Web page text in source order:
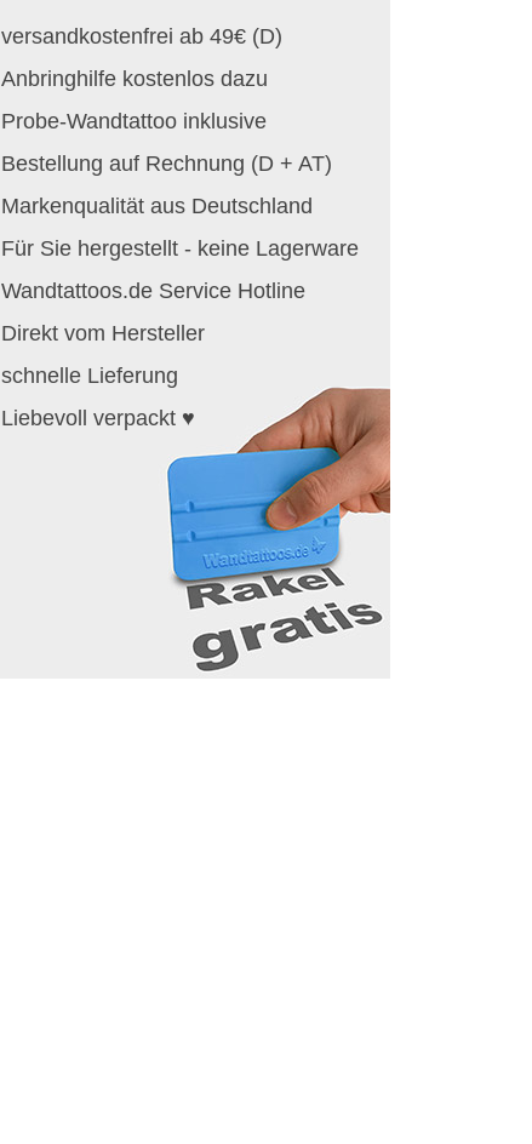
versandkostenfrei ab 49€ (D)
Anbringhilfe kostenlos dazu
Probe-Wandtattoo inklusive
Bestellung auf Rechnung (D + AT)
Markenqualität aus Deutschland
Für Sie hergestellt - keine Lagerware
Wandtattoos.de Service Hotline
Direkt vom Hersteller
schnelle Lieferung
Liebevoll verpackt ♥